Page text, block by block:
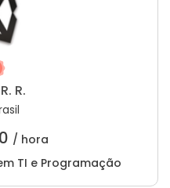
R.
/ hora
TI e Programação